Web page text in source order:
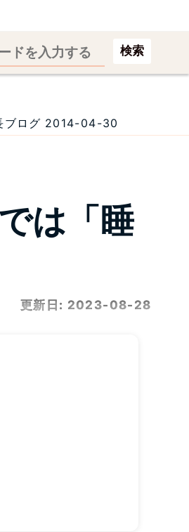
検索
ブログ 2014-04-30
は「睡
更新日: 2023-08-28